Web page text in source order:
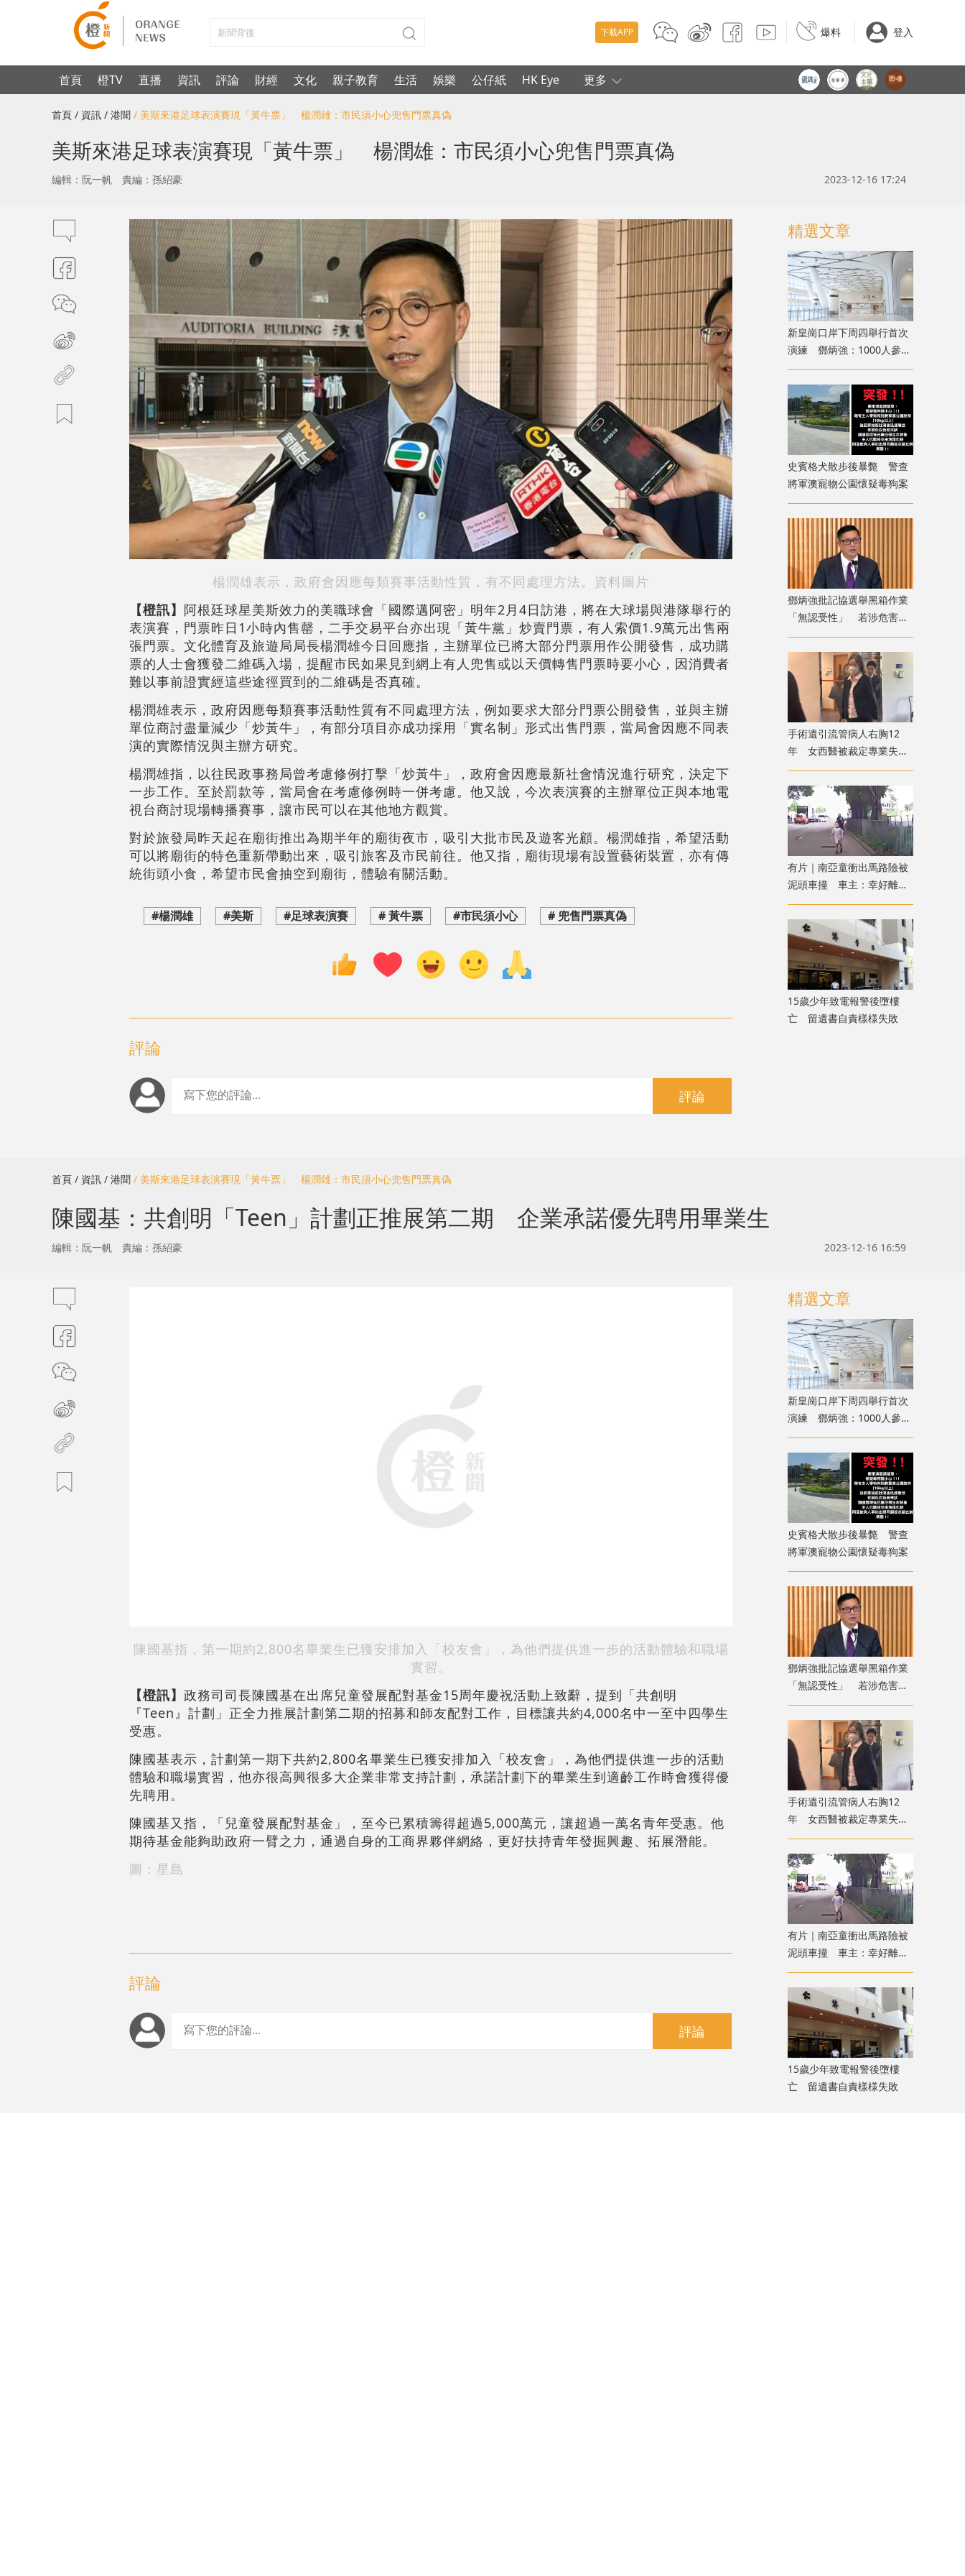
下載APP 爆料 登入
首頁 橙TV 直播 資訊 評論 財經 文化 親子教育 生活 娛樂 公仔紙 HK Eye 更多
首頁 / 資訊 / 港聞 / 美斯來港足球表演賽現「黃牛票」 楊潤雄：市民須小心兜售門票真偽
美斯來港足球表演賽現「黃牛票」 楊潤雄：市民須小心兜售門票真偽
編輯：阮一帆 責編：孫紹豪 2023-12-16 17:24
楊潤雄表示，政府會因應每類賽事活動性質，有不同處理方法。資料圖片
【橙訊】 阿根廷球星美斯效力的美職球會「國際邁阿密」明年2月4日訪港，將在大球場與港隊舉行的
表演賽，門票昨日1小時內售罄，二手交易平台亦出現「黃牛黨」炒賣門票，有人索價1.9萬元出售兩
張門票。文化體育及旅遊局局長楊潤雄今日回應指，主辦單位已將大部分門票用作公開發售，成功購
票的人士會獲發二維碼入場，提醒市民如果見到網上有人兜售或以天價轉售門票時要小心，因消費者
難以事前證實經這些途徑買到的二維碼是否真確。
楊潤雄表示，政府因應每類賽事活動性質有不同處理方法，例如要求大部分門票公開發售，並與主辦
單位商討盡量減少「炒黃牛」，有部分項目亦成功採用「實名制」形式出售門票，當局會因應不同表
演的實際情況與主辦方研究。
楊潤雄指，以往民政事務局曾考慮修例打擊「炒黃牛」，政府會因應最新社會情況進行研究，決定下
一步工作。至於罰款等，當局會在考慮修例時一併考慮。他又說，今次表演賽的主辦單位正與本地電
視台商討現場轉播賽事，讓市民可以在其他地方觀賞。
對於旅發局昨天起在廟街推出為期半年的廟街夜市，吸引大批市民及遊客光顧。楊潤雄指，希望活動
可以將廟街的特色重新帶動出來，吸引旅客及市民前往。他又指，廟街現場有設置藝術裝置，亦有傳
統街頭小食，希望市民會抽空到廟街，體驗有關活動。
#楊潤雄 #美斯 #足球表演賽 # 黃牛票 #市民須小心 # 兜售門票真偽
評論
評論
精選文章
新皇崗口岸下周四舉行首次
演練 鄧炳強：1000人參與
測試交通
史賓格犬散步後暴斃 警查
將軍澳寵物公園懷疑毒狗案
鄧炳強批記協選舉黑箱作業
「無認受性」 若涉危害國
安「後果自負」
手術遺引流管病人右胸12
年 女西醫被裁定專業失當
除牌1個月
有片｜南亞童衝出馬路險被
泥頭車撞 車主：幸好離遠
看到
15歲少年致電報警後墮樓
亡 留遺書自責樣様失敗
首頁 / 資訊 / 港聞 / 美斯來港足球表演賽現「黃牛票」 楊潤雄：市民須小心兜售門票真偽
陳國基：共創明「Teen」計劃正推展第二期 企業承諾優先聘用畢業生
編輯：阮一帆 責編：孫紹豪 2023-12-16 16:59
陳國基指，第一期約2,800名畢業生已獲安排加入「校友會」，為他們提供進一步的活動體驗和職場
實習。
【橙訊】 政務司司長陳國基在出席兒童發展配對基金15周年慶祝活動上致辭，提到「共創明
『Teen』計劃」正全力推展計劃第二期的招募和師友配對工作，目標讓共約4,000名中一至中四學生
受惠。
陳國基表示，計劃第一期下共約2,800名畢業生已獲安排加入「校友會」，為他們提供進一步的活動
體驗和職場實習，他亦很高興很多大企業非常支持計劃，承諾計劃下的畢業生到適齡工作時會獲得優
先聘用。
陳國基又指，「兒童發展配對基金」，至今已累積籌得超過5,000萬元，讓超過一萬名青年受惠。他
期待基金能夠助政府一臂之力，通過自身的工商界夥伴網絡，更好扶持青年發掘興趣、拓展潛能。
圖：星島
評論
評論
精選文章
新皇崗口岸下周四舉行首次
演練 鄧炳強：1000人參與
測試交通
史賓格犬散步後暴斃 警查
將軍澳寵物公園懷疑毒狗案
鄧炳強批記協選舉黑箱作業
「無認受性」 若涉危害國
安「後果自負」
手術遺引流管病人右胸12
年 女西醫被裁定專業失當
除牌1個月
有片｜南亞童衝出馬路險被
泥頭車撞 車主：幸好離遠
看到
15歲少年致電報警後墮樓
亡 留遺書自責樣様失敗